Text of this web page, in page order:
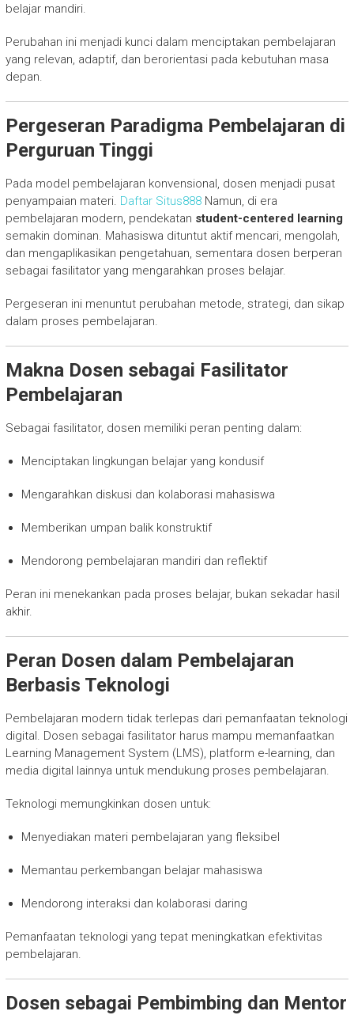
belajar mandiri.
Perubahan ini menjadi kunci dalam menciptakan pembelajaran
yang relevan, adaptif, dan berorientasi pada kebutuhan masa
depan.
Pergeseran Paradigma Pembelajaran di
Perguruan Tinggi
Pada model pembelajaran konvensional, dosen menjadi pusat
penyampaian materi. Daftar Situs888Namun, di era
pembelajaran modern, pendekatan student-centered learning
semakin dominan. Mahasiswa dituntut aktif mencari, mengolah,
dan mengaplikasikan pengetahuan, sementara dosen berperan
sebagai fasilitator yang mengarahkan proses belajar.
Pergeseran ini menuntut perubahan metode, strategi, dan sikap
dalam proses pembelajaran.
Makna Dosen sebagai Fasilitator
Pembelajaran
Sebagai fasilitator, dosen memiliki peran penting dalam:
Menciptakan lingkungan belajar yang kondusif
Mengarahkan diskusi dan kolaborasi mahasiswa
Memberikan umpan balik konstruktif
Mendorong pembelajaran mandiri dan reflektif
Peran ini menekankan pada proses belajar, bukan sekadar hasil
akhir.
Peran Dosen dalam Pembelajaran
Berbasis Teknologi
Pembelajaran modern tidak terlepas dari pemanfaatan teknologi
digital. Dosen sebagai fasilitator harus mampu memanfaatkan
Learning Management System (LMS), platform e-learning, dan
media digital lainnya untuk mendukung proses pembelajaran.
Teknologi memungkinkan dosen untuk:
Menyediakan materi pembelajaran yang fleksibel
Memantau perkembangan belajar mahasiswa
Mendorong interaksi dan kolaborasi daring
Pemanfaatan teknologi yang tepat meningkatkan efektivitas
pembelajaran.
Dosen sebagai Pembimbing dan Mentor